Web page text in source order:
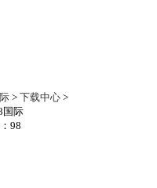
> 下载中心 >
国际
98